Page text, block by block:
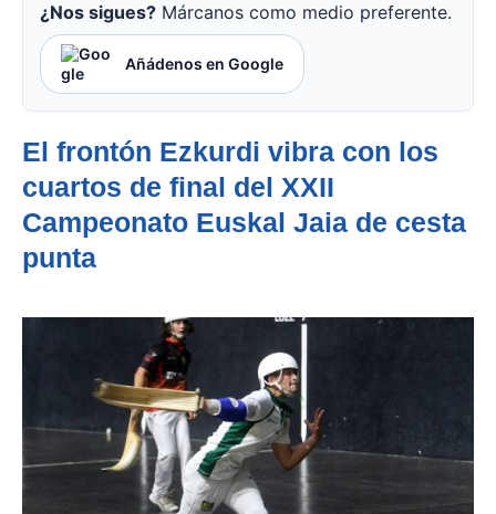
¿Nos sigues? Márcanos como medio preferente.
Añádenos en Google
El frontón Ezkurdi vibra con los
cuartos de final del XXII
Campeonato Euskal Jaia de cesta
punta